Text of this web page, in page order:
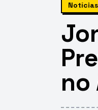
Notícias
no